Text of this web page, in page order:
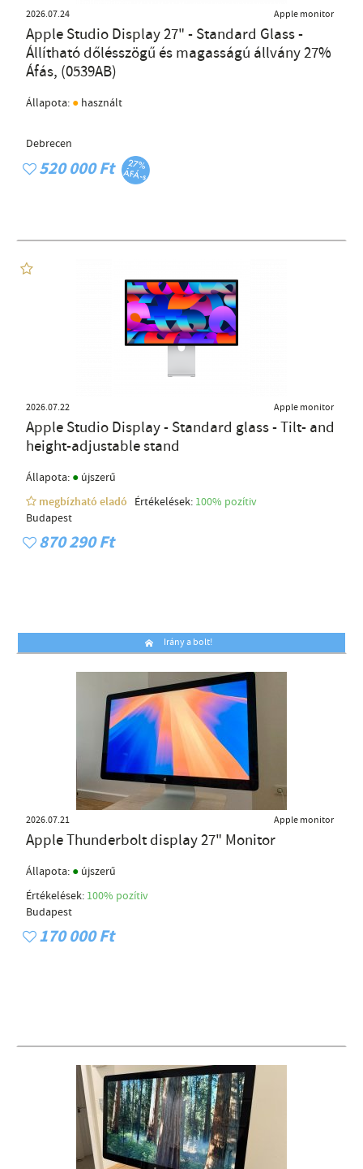
2026.07.24 Apple monitor
Apple Studio Display 27" - Standard Glass -
Állítható dőlésszögű és magasságú állvány 27%
Áfás, (0539AB)
Állapota: ● használt
Debrecen
520 000 Ft
2026.07.22 Apple monitor
Apple Studio Display - Standard glass - Tilt- and
height-adjustable stand
Állapota: ● újszerű
megbízható eladó
Értékelések: 100% pozítiv
Budapest
870 290 Ft
Irány a bolt!
2026.07.21 Apple monitor
Apple Thunderbolt display 27" Monitor
Állapota: ● újszerű
Értékelések: 100% pozítiv
Budapest
170 000 Ft